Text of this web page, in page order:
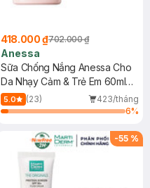
418.000 ₫702.000 ₫
Anessa
Sữa Chống Nắng Anessa Cho
Da Nhạy Cảm & Trẻ Em 60ml
(Mới)
5.0 (23)
423/tháng
6%
-55 %